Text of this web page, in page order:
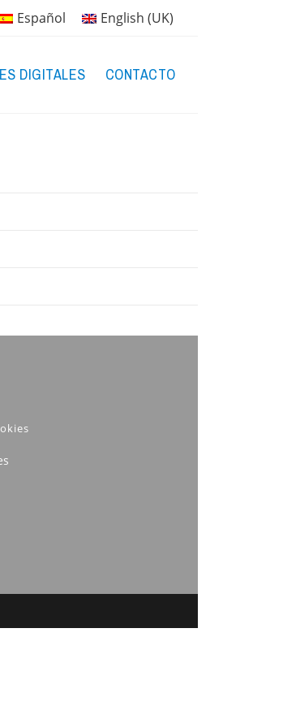
Español English (UK)
DIGITALES CONTACTO